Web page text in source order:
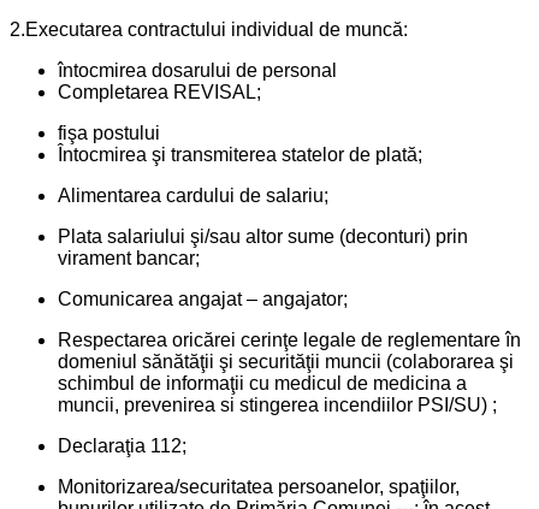
2.Executarea contractului individual de muncă:
întocmirea dosarului de personal
Completarea REVISAL;
fişa postului
Întocmirea şi transmiterea statelor de plată;
Alimentarea cardului de salariu;
Plata salariului şi/sau altor sume (deconturi) prin
virament bancar;
Comunicarea angajat – angajator;
Respectarea oricărei cerinţe legale de reglementare în
domeniul sănătăţii şi securităţii muncii (colaborarea şi
schimbul de informaţii cu medicul de medicina a
muncii, prevenirea si stingerea incendiilor PSI/SU) ;
Declaraţia 112;
Monitorizarea/securitatea persoanelor, spaţiilor,